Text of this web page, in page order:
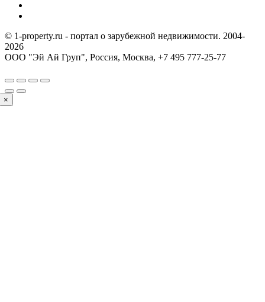
© 1-property.ru - портал о зарубежной недвижимости. 2004-
2026
ООО "Эй Ай Груп", Россия, Москва, +7 495 777-25-77
×